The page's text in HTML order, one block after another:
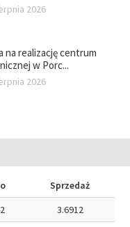
2026
na realizację centrum
w Porc...
2026
Sprzedaż
3.6912